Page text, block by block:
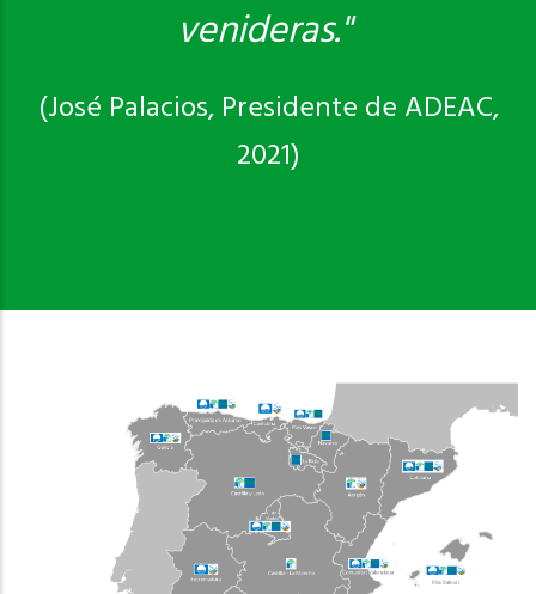
venideras."
(José Palacios, Presidente de ADEAC,
2021)